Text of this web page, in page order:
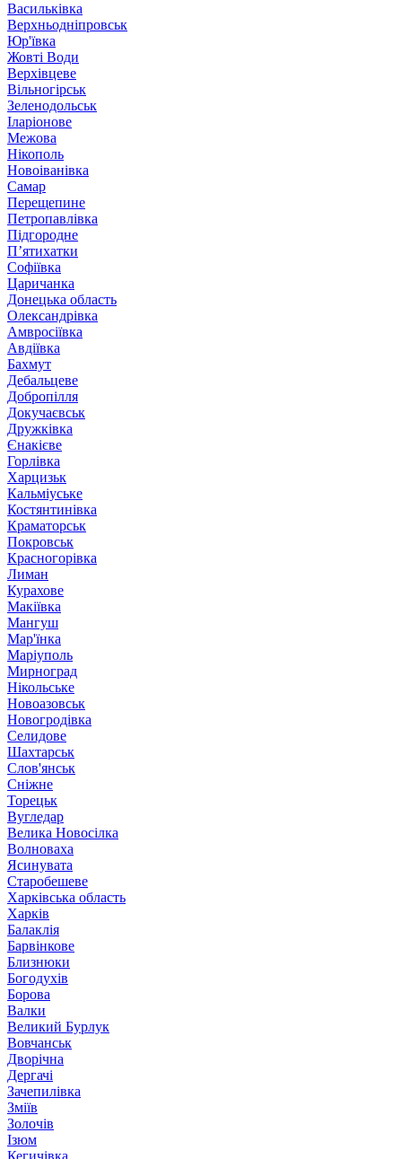
Васильківка
Верхньодніпровськ
Юр'ївка
Жовті Води
Верхівцеве
Вільногірськ
Зеленодольськ
Іларіонове
Межова
Нікополь
Новоіванівка
Самар
Перещепине
Петропавлівка
Підгородне
П’ятихатки
Софіївка
Царичанка
Донецька область
Олександрівка
Амвросіївка
Авдіївка
Бахмут
Дебальцеве
Добропілля
Докучаєвськ
Дружківка
Єнакієве
Горлівка
Харцизьк
Кальміуське
Костянтинівка
Краматорськ
Покровськ
Красногорівка
Лиман
Курахове
Макіївка
Мангуш
Мар'їнка
Маріуполь
Мирноград
Нікольське
Новоазовськ
Новогродівка
Селидове
Шахтарськ
Слов'янськ
Сніжне
Торецьк
Вугледар
Велика Новосілка
Волноваха
Ясинувата
Старобешеве
Харківська область
Харків
Балаклія
Барвінкове
Близнюки
Богодухів
Борова
Валки
Великий Бурлук
Вовчанськ
Дворічна
Дергачі
Зачепилівка
Зміїв
Золочів
Ізюм
Кегичівка